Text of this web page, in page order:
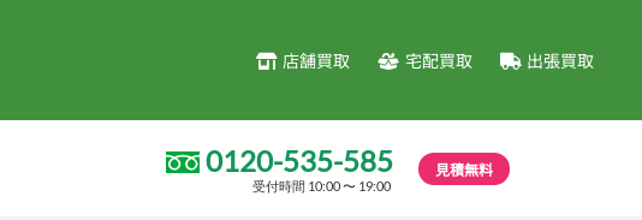
店舗買取 宅配買取 出張買取
0120-535-585
受付時間 10:00 〜 19:00
見積無料